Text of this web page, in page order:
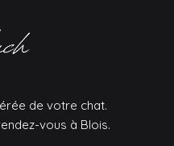
de votre chat.
vous à Blois.